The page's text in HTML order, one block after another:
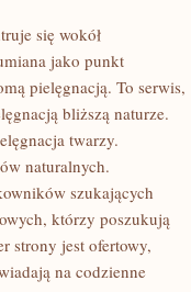
się wokół
jako punkt
pielęgnacją. To serwis,
bliższą naturze.
twarzy.
naturalnych.
szukających
którzy poszukują
strony jest ofertowy,
na codzienne